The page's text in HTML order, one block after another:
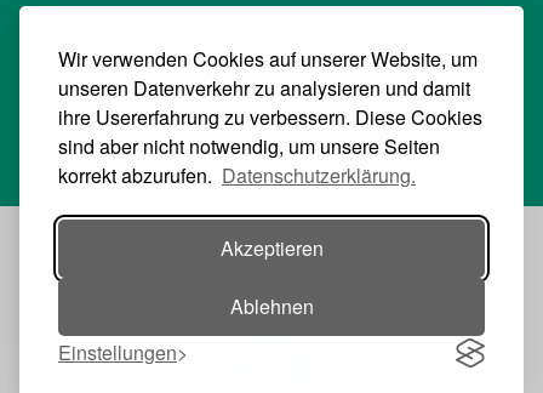
Wir verwenden Cookies auf unserer Website, um
unseren Datenverkehr zu analysieren und damit
ihre Usererfahrung zu verbessern. Diese Cookies
sind aber nicht notwendig, um unsere Seiten
korrekt abzurufen. Datenschutzerklärung.
Akzeptieren
Ablehnen
Einstellungen
» Impressum & Bildnachweise
» Datenschutzerklärung dpunkt.verlag
» Datenschutzerklärung Heise Medien
» AGB Veranstaltungen